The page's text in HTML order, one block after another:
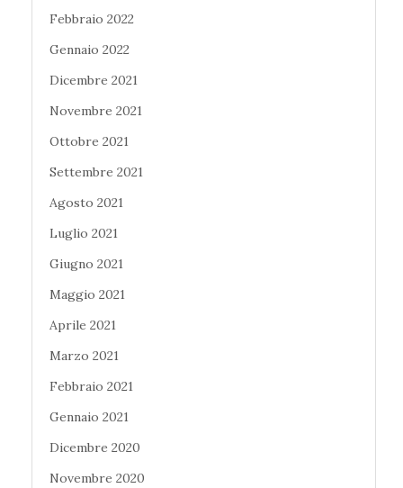
Febbraio 2022
Gennaio 2022
Dicembre 2021
Novembre 2021
Ottobre 2021
Settembre 2021
Agosto 2021
Luglio 2021
Giugno 2021
Maggio 2021
Aprile 2021
Marzo 2021
Febbraio 2021
Gennaio 2021
Dicembre 2020
Novembre 2020